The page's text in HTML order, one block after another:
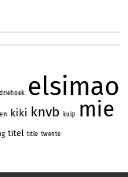
driehoek elsimao
kiki knvb kuip mie
titel title twente